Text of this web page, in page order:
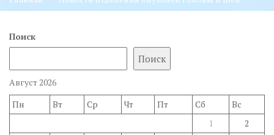
Поиск
Поиск
Август 2026
Пн
Вт Ср Чт Пт Сб
Вс
1
2